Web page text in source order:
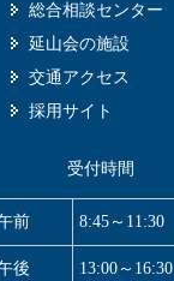
総合相談センター
延山会の施設
交通アクセス
採用サイト
受付時間
前 8:45～11:30
後 13:00～16:30